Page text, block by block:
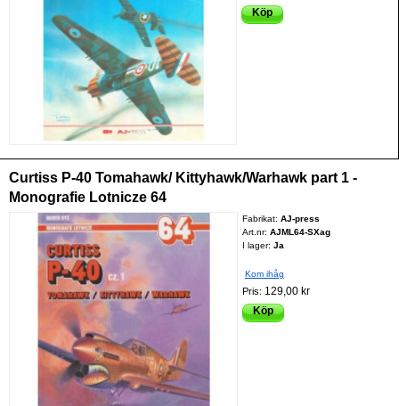
Köp
Curtiss P-40 Tomahawk/ Kittyhawk/Warhawk part 1 -
Monografie Lotnicze 64
Fabrikat: AJ-press
Art.nr: AJML64-SXag
I lager: Ja
Kom ihåg
Pris: 129,00 kr
Köp